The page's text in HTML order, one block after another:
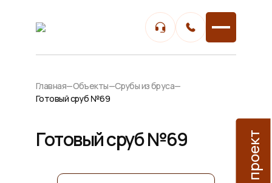
Главная—Объекты—Срубы из бруса—
Готовый сруб №69
Готовый сруб №69